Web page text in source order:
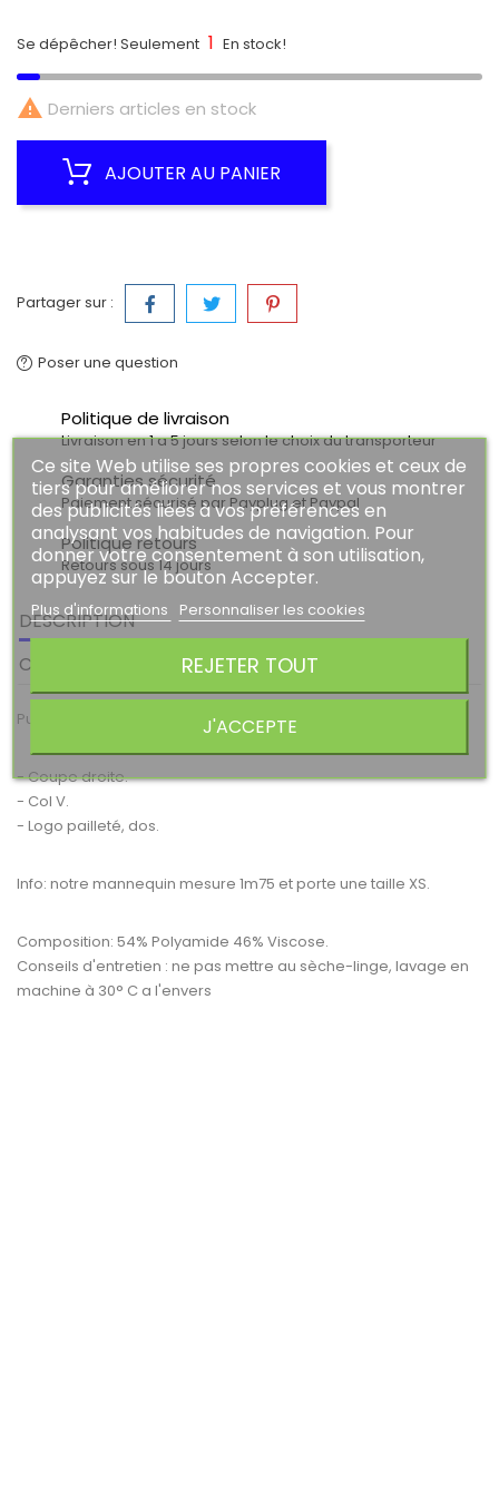
Ce site Web utilise ses propres cookies et ceux de
tiers pour améliorer nos services et vous montrer
des publicités liées à vos préférences en
analysant vos habitudes de navigation. Pour
donner votre consentement à son utilisation,
appuyez sur le bouton Accepter.
Plus d'informations Personnaliser les cookies
REJETER TOUT
J'ACCEPTE
Se dépêcher! Seulement 1 En stock!
 Derniers articles en stock
AJOUTER AU PANIER
Partager sur :
Poser une question
Politique de livraison
Livraison en 1 a 5 jours selon le choix du transporteur
Garanties sécurité
Paiement sécurisé par Payplug et Paypal
Politique retours
Retours sous 14 jours
DESCRIPTION
COMMENTAIRES (0)
Pull Kaporal Clair gris
- Coupe droite.
- Col V.
- Logo pailleté, dos.
Info: notre mannequin mesure 1m75 et porte une taille XS.
Composition: 54% Polyamide 46% Viscose.
Conseils d'entretien : ne pas mettre au sèche-linge, lavage en
machine à 30° C a l'envers